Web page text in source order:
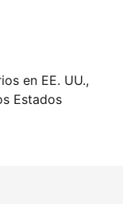
en EE. UU.,
Estados